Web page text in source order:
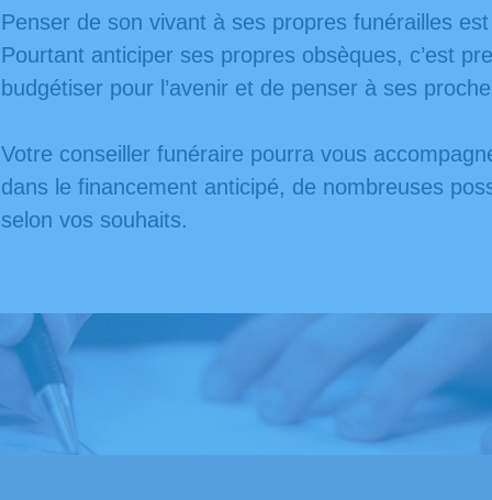
Penser de son vivant à ses propres funérailles
Pourtant anticiper ses propres obsèques, c’est
budgétiser pour l’avenir et de penser à ses
Votre conseiller funéraire pourra vous
dans le financement anticipé, de nombreuses
selon vos souhaits.